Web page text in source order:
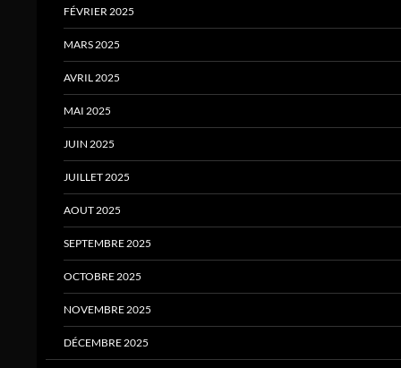
FÉVRIER 2025
MARS 2025
AVRIL 2025
MAI 2025
JUIN 2025
JUILLET 2025
AOUT 2025
SEPTEMBRE 2025
OCTOBRE 2025
NOVEMBRE 2025
DÉCEMBRE 2025